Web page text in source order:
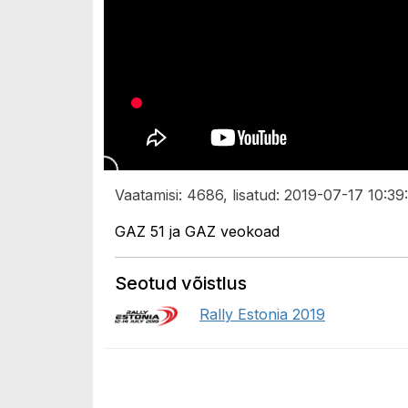
Vaatamisi: 4686, lisatud: 2019-07-17
GAZ 51 ja GAZ veokoad
Seotud võistlus
Rally Estonia 2019